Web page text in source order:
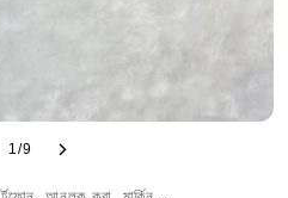
1/9